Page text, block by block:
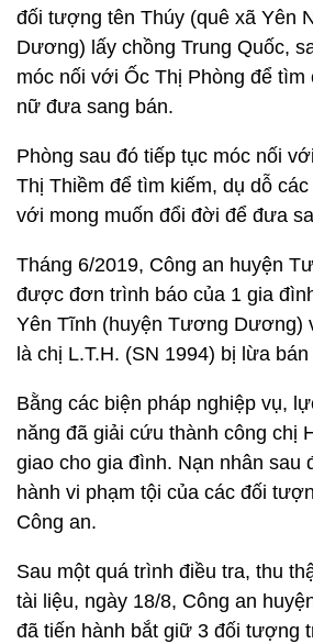
đối tượng tên Thúy (quê xã Yên
Dương) lấy chồng Trung Quốc,
móc nối với Ốc Thị Phòng để tìm
nữ đưa sang bán.
Phòng sau đó tiếp tục móc nối
Thị Thiềm để tìm kiếm, dụ dỗ
với mong muốn đổi đời để đưa
Tháng 6/2019, Công an huyện
được đơn trình báo của 1 gia
Yên Tĩnh (huyện Tương Dương)
là chị L.T.H. (SN 1994) bị lừa
Bằng các biện pháp nghiệp vụ,
năng đã giải cứu thành công chị
giao cho gia đình. Nạn nhân sau
hành vi phạm tội của các đối
Công an.
Sau một quá trình điều tra, thu
tài liệu, ngày 18/8, Công an
đã tiến hành bắt giữ 3 đối tượng